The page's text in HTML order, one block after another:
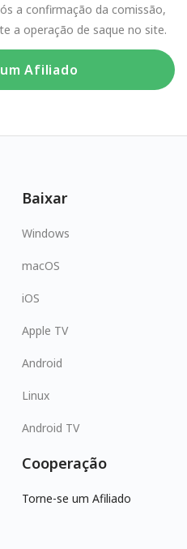
a confirmação da comissão,
a operação de saque no site.
Afiliado
Baixar
Windows
macOS
iOS
Apple TV
Android
Linux
Android TV
Cooperação
Torne-se um Afiliado